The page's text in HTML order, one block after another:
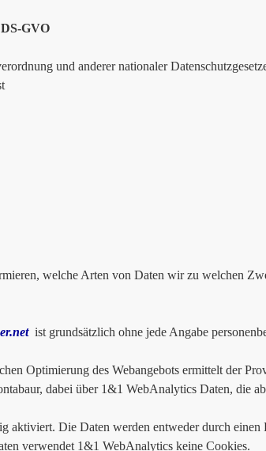
GVO
und anderer nationaler
welche Arten von Daten wir zu welchen
ist grundsätzlich ohne jede Angabe
Optimierung des Webangebots ermittelt der
dabei über 1&1 WebAnalytics Daten, die
aktiviert. Die Daten werden entweder durch
verwendet 1&1 WebAnalytics keine Cookies.